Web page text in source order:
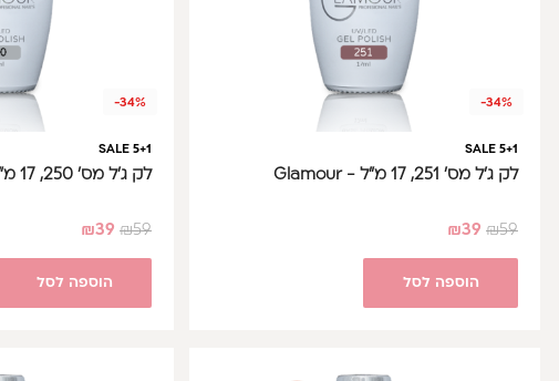
-34%
SALE 5+1
לק ג'ל מס' 251, 17 מ"ל - Glamour
₪59
₪39
הוספה לסל
-34%
SALE 5+1
לק ג'ל מס' 250, 17 מ"ל - Glamour
₪59
₪39
הוספה לסל